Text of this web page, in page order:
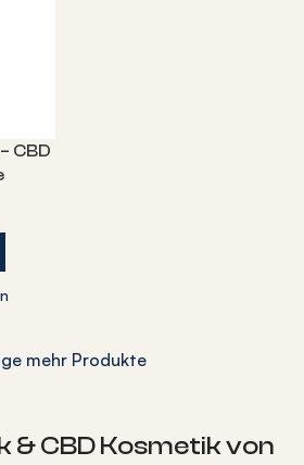
CBD
mehr Produkte
CBD Kosmetik von